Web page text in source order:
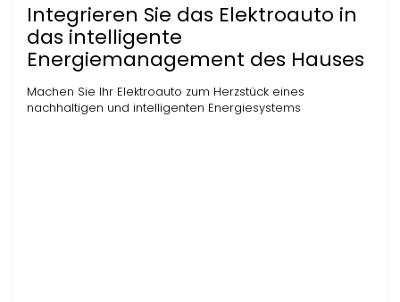
Integrieren Sie das Elektroauto in
das intelligente
Energiemanagement des Hauses
Machen Sie Ihr Elektroauto zum Herzstück eines
nachhaltigen und intelligenten Energiesystems